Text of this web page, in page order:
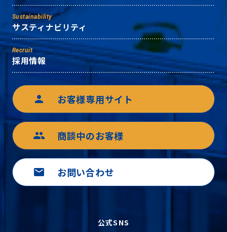
Sustainability
サスティナビリティ
Recruit
採用情報
person お客様専用サイト
group 商談中のお客様
mail お問い合わせ
公式SNS